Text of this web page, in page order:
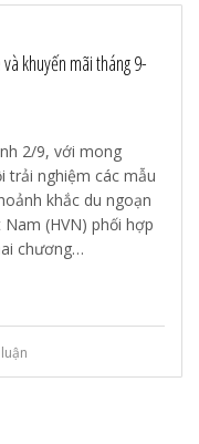
khuyến mãi tháng 9-
2/9, với mong
trải nghiệm các mẫu
khắc du ngoạn
(HVN) phối hợp
chương…